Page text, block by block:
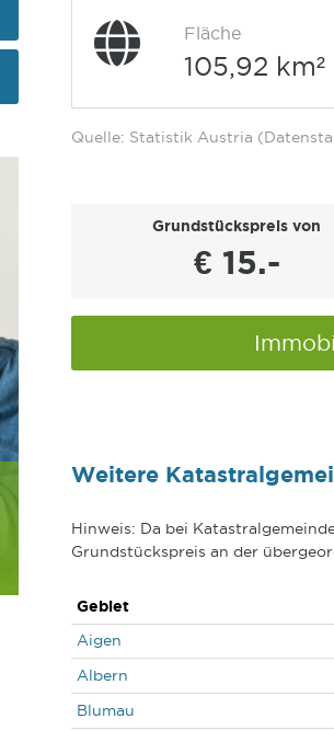
Fläche
105,92 km²
Quelle: Statistik Austria
Grundstückspreis von
€ 15.-
Weitere
Hinweis: Da bei
Grundstückspreis an der
Gebiet
Aigen
Albern
Blumau